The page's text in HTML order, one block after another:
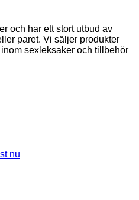
och har ett stort utbud av
paret. Vi säljer produkter
sexleksaker och tillbehör
nu